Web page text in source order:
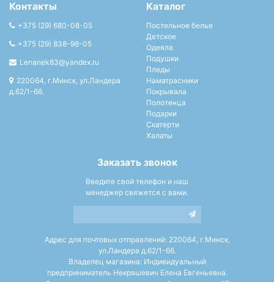
Контакты
+375 (29) 680-08-05
+375 (29) 838-98-05
Lenanek83@yandex.ru
220064, г.Минск, ул.Ландера
д.62/1-66.
Каталог
Постельное белье
Детское
Одеяла
Подушки
Пледы
Наматрасники
Покрывала
Полотенца
Подарки
Скатерти
Халаты
Заказать звонок
Введите свой телефон и наш
менеджер свяжется с вами.
Адрес для почтовых отправлений: 220064, г.Минск,
ул.Ландера д.62/1-66.
Владелец магазина: Индивидуальный
предприниматель Некрашевич Елена Евгеньевна.